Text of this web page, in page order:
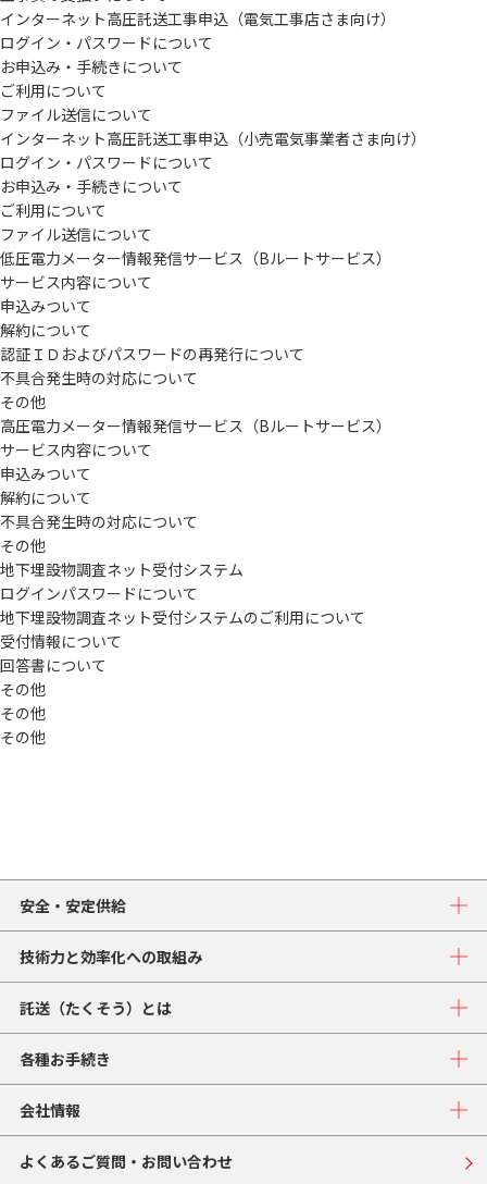
インターネット高圧託送工事申込（電気工事店さま向け）
ログイン・パスワードについて
お申込み・手続きについて
ご利用について
ファイル送信について
インターネット高圧託送工事申込（小売電気事業者さま向け）
ログイン・パスワードについて
お申込み・手続きについて
ご利用について
ファイル送信について
低圧電力メーター情報発信サービス（Bルートサービス）
サービス内容について
申込みついて
解約について
認証ＩＤおよびパスワードの再発行について
不具合発生時の対応について
その他
高圧電力メーター情報発信サービス（Bルートサービス）
サービス内容について
申込みついて
解約について
不具合発生時の対応について
その他
地下埋設物調査ネット受付システム
ログインパスワードについて
地下埋設物調査ネット受付システムのご利用について
受付情報について
回答書について
その他
その他
その他
安全・安定供給
技術力と効率化への取組み
託送（たくそう）とは
各種お手続き
会社情報
よくあるご質問・お問い合わせ